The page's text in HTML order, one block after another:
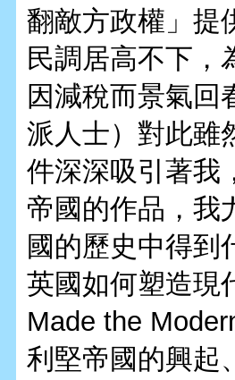
翻敵方政權」提
民調居高不下，
因減稅而景氣回
派人士）對此雖
件深深吸引著我
帝國的作品，我
國的歷史中得到
英國如何塑造現
Made the
利堅帝國的興起